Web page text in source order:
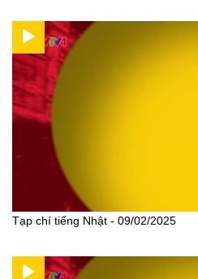
Tạp chí tiếng Nhật - 09/02/2025